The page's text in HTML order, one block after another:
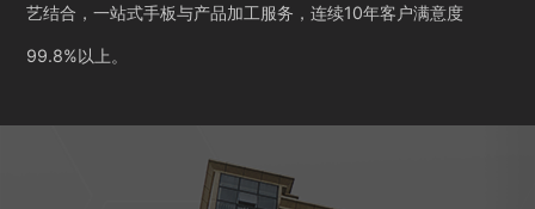
艺结合，一站式手板与产品加工服务，连续10年客户满意度
99.8%以上。